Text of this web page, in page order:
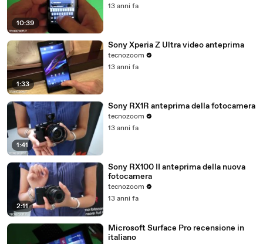
10:39
13 anni fa
1:33
Sony Xperia Z Ultra video anteprima
tecnozoom
13 anni fa
1:41
Sony RX1R anteprima della fotocamera
tecnozoom
13 anni fa
2:11
Sony RX100 II anteprima della nuova
fotocamera
tecnozoom
13 anni fa
Microsoft Surface Pro recensione in
italiano